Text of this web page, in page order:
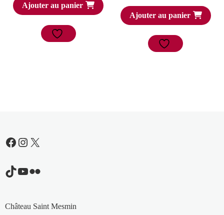
Ajouter au panier
Ajouter au panier
Facebook
Instagram
X
TikTok
YouTube
Flickr
Château Saint Mesmin